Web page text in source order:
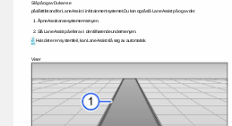
Slå på og av Du kan se
påslått tilstand for Lane Assist i infotainmentsystemet. Du kan også slå Lane Assist på og av der.
2. Slå Lane Assist på eller av i den tilhørende undermenyen.
Hvis det er en systemfeil, kan Lane Assist slå seg av automatisk.
1. Åpne Assistansesystemer-menyen.
Viser